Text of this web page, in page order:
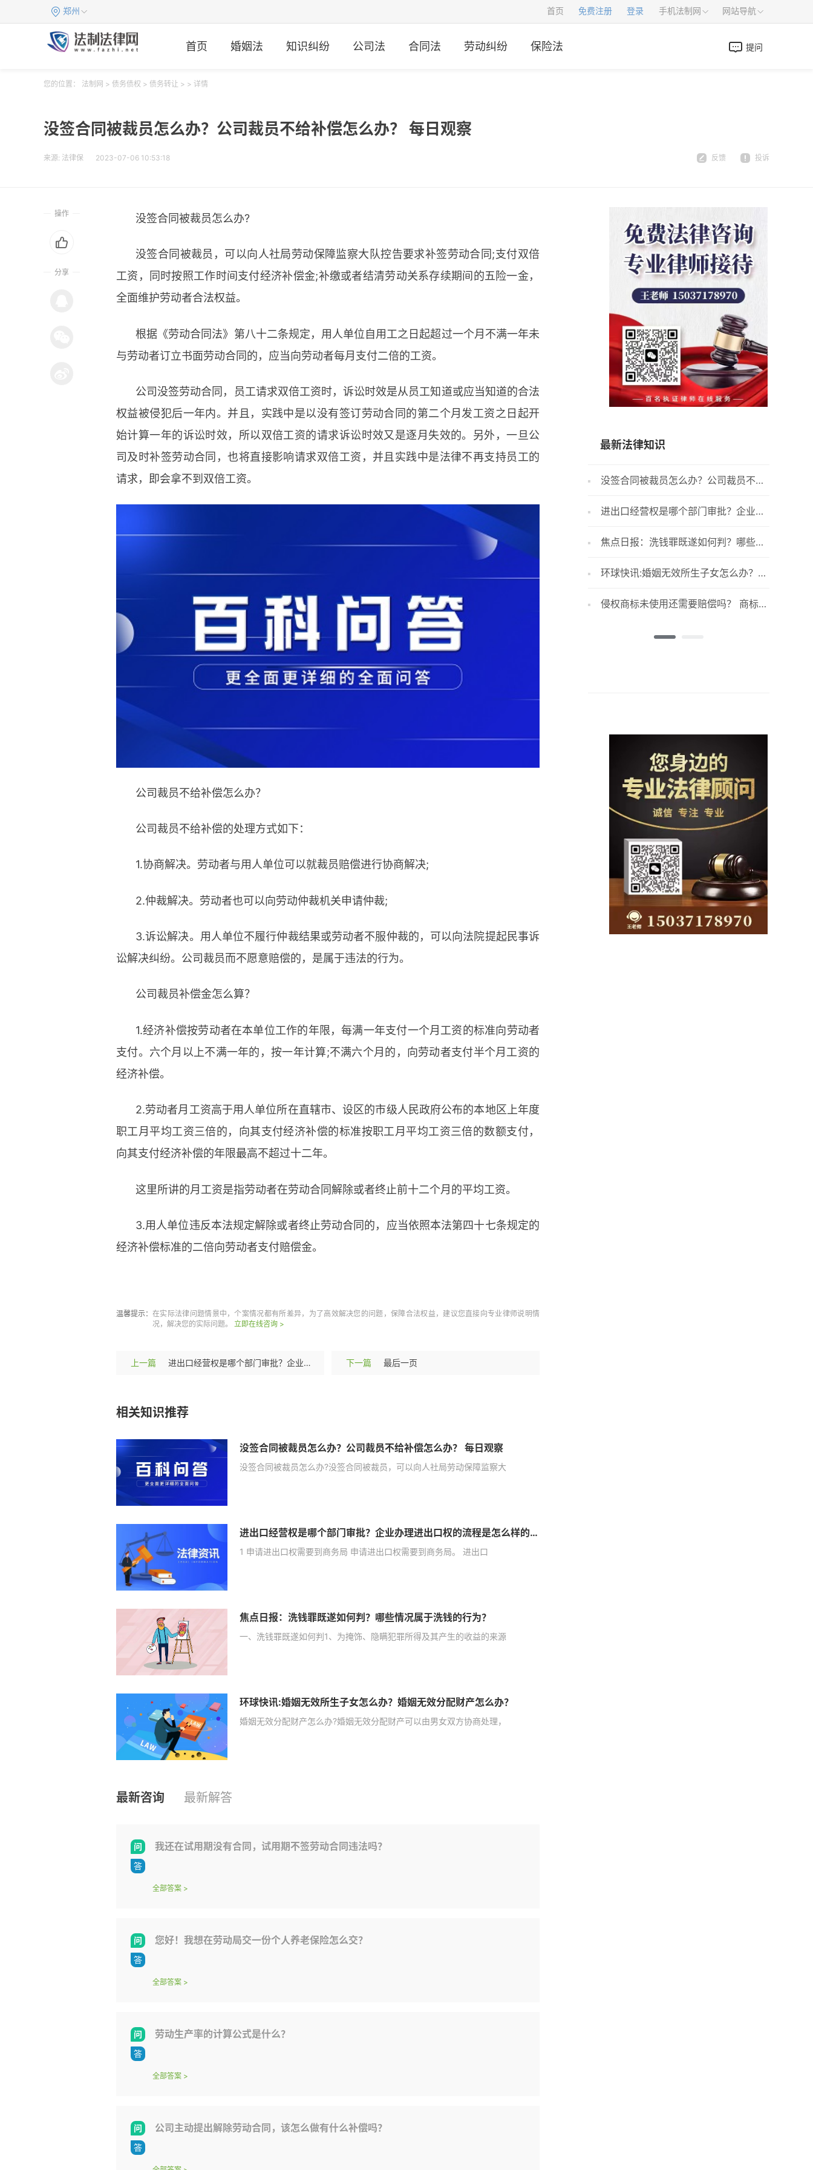
郑州 首页 免费注册 登录 手机法制网 网站导航
首页 婚姻法 知识纠纷 公司法 合同法 劳动纠纷 保险法 提问
您的位置： 法制网 > 债务债权 > 债务转让 > > 详情
没签合同被裁员怎么办？公司裁员不给补偿怎么办？ 每日观察
来源: 法律保 2023-07-06 10:53:18 反馈 投诉
没签合同被裁员怎么办?
没签合同被裁员，可以向人社局劳动保障监察大队控告要求补签劳动合同;支付双倍
工资，同时按照工作时间支付经济补偿金;补缴或者结清劳动关系存续期间的五险一金，
全面维护劳动者合法权益。
根据《劳动合同法》第八十二条规定，用人单位自用工之日起超过一个月不满一年未
与劳动者订立书面劳动合同的，应当向劳动者每月支付二倍的工资。
公司没签劳动合同，员工请求双倍工资时，诉讼时效是从员工知道或应当知道的合法
权益被侵犯后一年内。并且，实践中是以没有签订劳动合同的第二个月发工资之日起开
始计算一年的诉讼时效，所以双倍工资的请求诉讼时效又是逐月失效的。另外，一旦公
司及时补签劳动合同，也将直接影响请求双倍工资，并且实践中是法律不再支持员工的
请求，即会拿不到双倍工资。
公司裁员不给补偿怎么办？
公司裁员不给补偿的处理方式如下：
1.协商解决。劳动者与用人单位可以就裁员赔偿进行协商解决;
2.仲裁解决。劳动者也可以向劳动仲裁机关申请仲裁;
3.诉讼解决。用人单位不履行仲裁结果或劳动者不服仲裁的，可以向法院提起民事诉
讼解决纠纷。公司裁员而不愿意赔偿的，是属于违法的行为。
公司裁员补偿金怎么算？
1.经济补偿按劳动者在本单位工作的年限，每满一年支付一个月工资的标准向劳动者
支付。六个月以上不满一年的，按一年计算;不满六个月的，向劳动者支付半个月工资的
经济补偿。
2.劳动者月工资高于用人单位所在直辖市、设区的市级人民政府公布的本地区上年度
职工月平均工资三倍的，向其支付经济补偿的标准按职工月平均工资三倍的数额支付，
向其支付经济补偿的年限最高不超过十二年。
这里所讲的月工资是指劳动者在劳动合同解除或者终止前十二个月的平均工资。
3.用人单位违反本法规定解除或者终止劳动合同的，应当依照本法第四十七条规定的
经济补偿标准的二倍向劳动者支付赔偿金。
温馨提示： 在实际法律问题情景中，个案情况都有所差异，为了高效解决您的问题，保障合法权益，建议您直接向专业律师说明情
况，解决您的实际问题。 立即在线咨询 >
上一篇 进出口经营权是哪个部门审批？企业办理进出口权的流程是怎么样的？-环球新消息 下一篇 最后一页
相关知识推荐
没签合同被裁员怎么办？公司裁员不给补偿怎么办？ 每日观察
没签合同被裁员怎么办?没签合同被裁员，可以向人社局劳动保障监察大
进出口经营权是哪个部门审批？企业办理进出口权的流程是怎么样的？-环球新消息
1 申请进出口权需要到商务局 申请进出口权需要到商务局。 进出口
焦点日报：洗钱罪既遂如何判？哪些情况属于洗钱的行为？
一、洗钱罪既遂如何判1、为掩饰、隐瞒犯罪所得及其产生的收益的来源
环球快讯:婚姻无效所生子女怎么办？婚姻无效分配财产怎么办？
婚姻无效分配财产怎么办?婚姻无效分配财产可以由男女双方协商处理，
最新咨询 最新解答
我还在试用期没有合同，试用期不签劳动合同违法吗？
全部答案 >
您好！我想在劳动局交一份个人养老保险怎么交？
全部答案 >
劳动生产率的计算公式是什么？
全部答案 >
公司主动提出解除劳动合同，该怎么做有什么补偿吗？
操作
分享
最新法律知识
没签合同被裁员怎么办？公司裁员不给
补偿怎么办？ 每日观察
进出口经营权是哪个部门审批？企业办
理进出口权的流程是怎么样的？-环球新消
息
焦点日报：洗钱罪既遂如何判？哪些情
况属于洗钱的行为？
环球快讯:婚姻无效所生子女怎么办？婚
姻无效分配财产怎么办？
侵权商标未使用还需要赔偿吗？ 商标侵
权没有能力赔偿怎么办？_每日速看